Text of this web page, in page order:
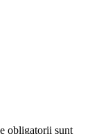
obligatorii sunt